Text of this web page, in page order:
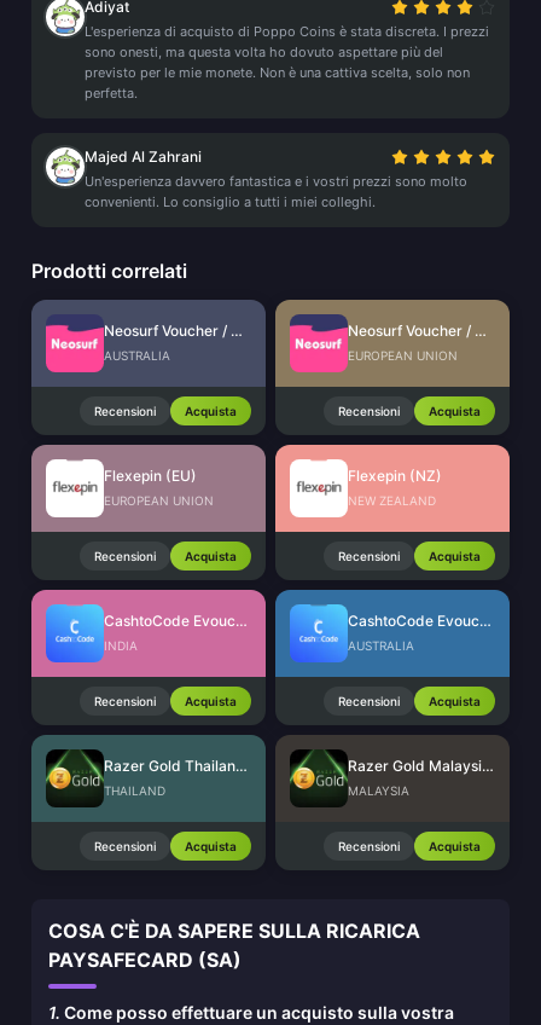
Adiyat
L'esperienza di acquisto di Poppo Coins è stata discreta. I prezzi
sono onesti, ma questa volta ho dovuto aspettare più del
previsto per le mie monete. Non è una cattiva scelta, solo non
perfetta.
Majed Al Zahrani
Un'esperienza davvero fantastica e i vostri prezzi sono molto
convenienti. Lo consiglio a tutti i miei colleghi.
Prodotti correlati
Neosurf Voucher / Prepaid (AU)
AUSTRALIA
Recensioni Acquista
Neosurf Voucher / Prepaid (EU)
EUROPEAN UNION
Recensioni Acquista
Flexepin (EU)
EUROPEAN UNION
Recensioni Acquista
Flexepin (NZ)
NEW ZEALAND
Recensioni Acquista
CashtoCode Evoucher (INR)
INDIA
Recensioni Acquista
CashtoCode Evoucher (AUD)
AUSTRALIA
Recensioni Acquista
Razer Gold Thailand (THB)
THAILAND
Recensioni Acquista
Razer Gold Malaysia (MYR)
MALAYSIA
Recensioni Acquista
COSA C'È DA SAPERE SULLA RICARICA
PAYSAFECARD (SA)
1. Come posso effettuare un acquisto sulla vostra